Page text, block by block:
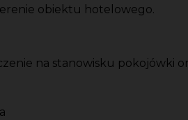
obiektu hotelowego.
na stanowisku pokojówki